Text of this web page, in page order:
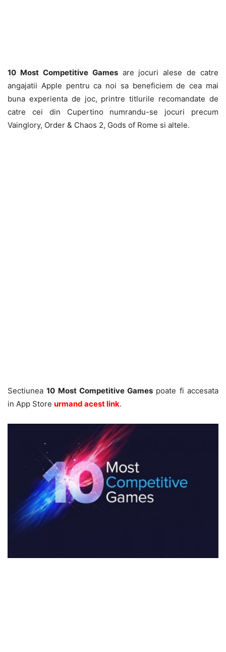
10 Most Competitive Gamesare jocuri alese de catre
angajatii Apple pentru ca noi sa beneficiem de cea mai
buna experienta de joc, printre titlurile recomandate de
catre cei din Cupertino numrandu-se jocuri precum
Vainglory, Order & Chaos 2, Gods of Rome si altele.
Sectiunea10 Most Competitive Games poate fi accesata
in App Store urmand acest link.